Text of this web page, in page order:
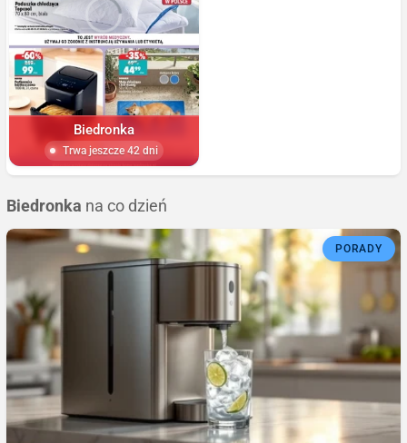
Biedronka
Trwa jeszcze 42 dni
Biedronka na co dzień
PORADY